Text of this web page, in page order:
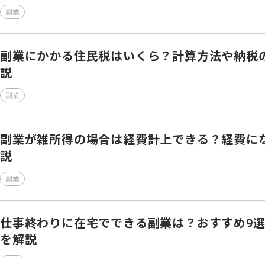
副業
副業にかかる住民税はいくら？計算方法や納税
説
副業
副業が雑所得の場合は経費計上できる？経費に
説
副業
仕事終わりに在宅でできる副業は？おすすめ9
を解説